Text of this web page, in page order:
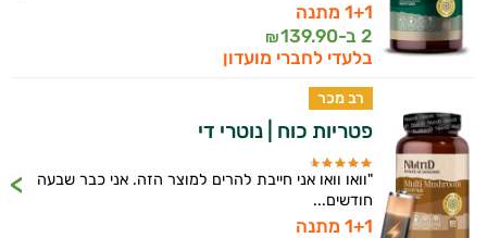
בעיות עיכול
בעיות שינה
1+1 מתנה
2 ב-
139.90
₪
בלעדי לחברי מועדון
רב מכר
פטריות כוח | נוטרי די
"וואו וואו אני חייבת להרים למוצר הזה. אני כבר שבעה
חודשים...
1+1 מתנה